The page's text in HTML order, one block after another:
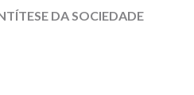
DA SOCIEDADE